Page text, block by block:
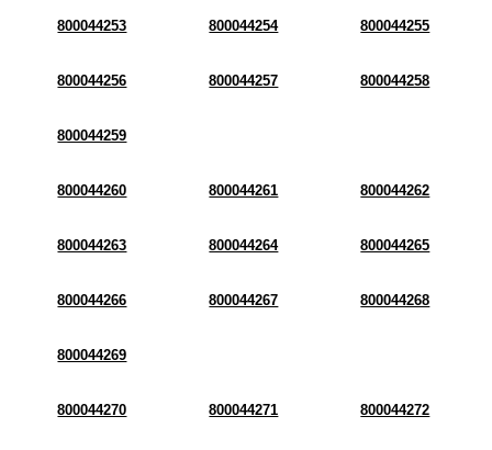
800044253 800044254 800044255
800044256 800044257 800044258
800044259
800044260 800044261 800044262
800044263 800044264 800044265
800044266 800044267 800044268
800044269
800044270 800044271 800044272